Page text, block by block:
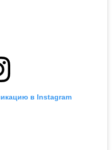
в Instagram